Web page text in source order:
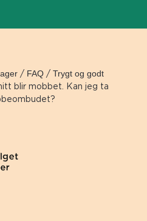
/ FAQ / Trygt og godt
blir mobbet. Kan jeg ta